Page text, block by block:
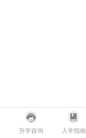
升学咨询 入学指南